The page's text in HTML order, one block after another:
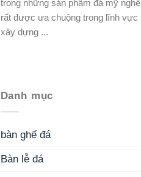
trong những sản phẩm đá mỹ nghệ
rất được ưa chuộng trong lĩnh vực
xây dựng ...
Danh mục
bàn ghế đá
Bàn lễ đá